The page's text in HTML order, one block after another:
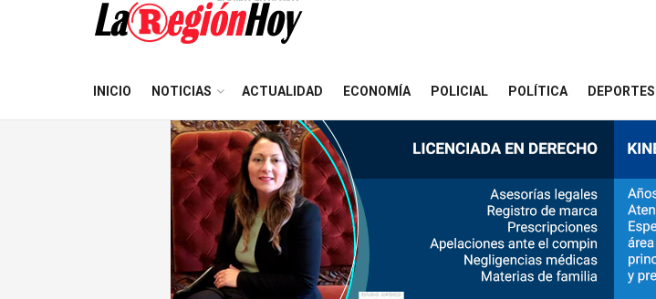
INICIO NOTICIAS ACTUALIDAD ECONOMÍA POLICIAL POLÍTICA DEPORTES